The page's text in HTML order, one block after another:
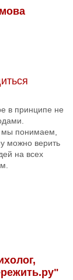
в принципе не
мы понимаем,
можно верить
на всех